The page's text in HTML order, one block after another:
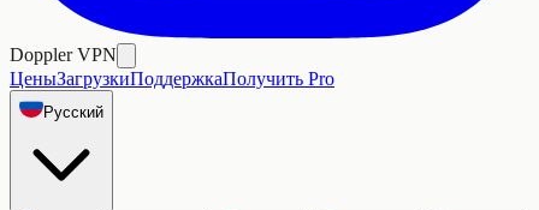
Doppler VPN
ЦеныЗагрузкиПоддержкаПолучить Pro
Русский